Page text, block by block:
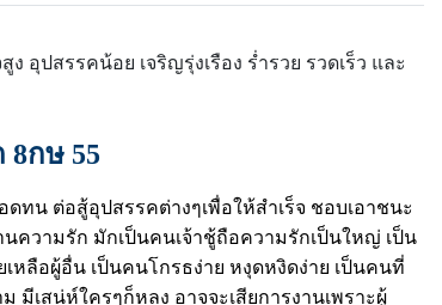
ง อุปสรรคน้อย เจริญรุ่งเรือง ร่ำรวย รวดเร็ว และ
8กษ 55
ทน ต่อสู้อุปสรรคต่างๆเพื่อให้สำเร็จ ชอบเอาชนะ
ความรัก มักเป็นคนเจ้าชู้ถือความรักเป็นใหญ่ เป็น
หลือผู้อื่น เป็นคนโกรธง่าย หงุดหงิดง่าย เป็นคนที่
มีเสน่ห์ใครๆก็หลง อาจจะเสียการงานเพราะผู้